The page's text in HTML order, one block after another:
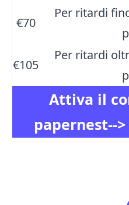
Attiva il
papernest-->
€70
Per ritardi
€105
Per ritardi